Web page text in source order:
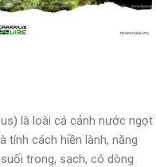
là loài cá cảnh nước ngọt
tính cách hiền lành, năng
trong, sạch, có dòng